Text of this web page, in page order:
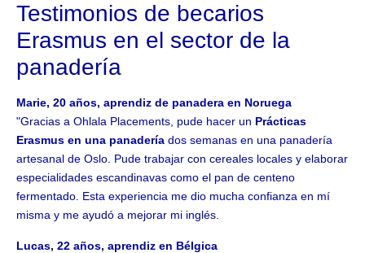
Testimonios de becarios
Erasmus en el sector de la
panadería
Marie, 20 años, aprendiz de panadera en Noruega
"Gracias a Ohlala Placements, pude hacer un Prácticas
Erasmus en una panadería dos semanas en una panadería
artesanal de Oslo. Pude trabajar con cereales locales y elaborar
especialidades escandinavas como el pan de centeno
fermentado. Esta experiencia me dio mucha confianza en mí
misma y me ayudó a mejorar mi inglés.
Lucas, 22 años, aprendiz en Bélgica